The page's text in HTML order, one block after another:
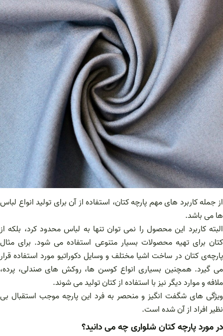
از جمله کاربرد های مهم پارچه کتان، استفاده از آن برای تولید انواع لباس
ها می باشد.
البته کاربرد این محصول را نمی توان تنها به لباس محدود کرد، بلکه از
کتان برای تهیه محصولات بسیار متنوعی استفاده می شود. برای مثال
پارچه‌ی کتان در ساخت اشیا مختلف و وسایل دکوراتیو مورد استفاده قرار
می گیرد. همچنین بسیاری انواع کوسن‌ ها، روکش‌ های صندلی، پرده،
ملافه و موارد دیگر نیز با استفاده از کتان تولید می شوند.
ویژگی های شگفت انگیز و منحصر به فرد این پارچه موجب استقبال بی
نظیر افراد از آن شده است.
در مورد پارچه کتان شلواری چه می دانید؟